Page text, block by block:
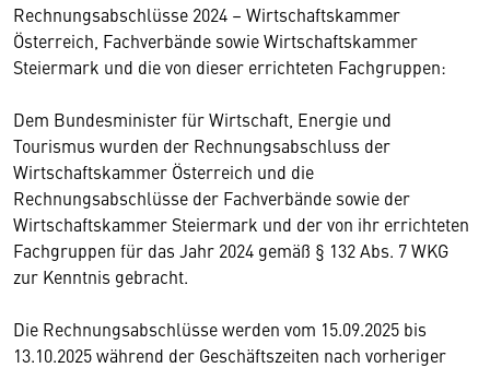
Rechnungsabschlüsse 2024 – Wirtschaftskammer
Österreich, Fachverbände sowie Wirtschaftskammer
Steiermark und die von dieser errichteten Fachgruppen:
Dem Bundesminister für Wirtschaft, Energie und
Tourismus wurden der Rechnungsabschluss der
Wirtschaftskammer Österreich und die
Rechnungsabschlüsse der Fachverbände sowie der
Wirtschaftskammer Steiermark und der von ihr errichteten
Fachgruppen für das Jahr 2024 gemäß § 132 Abs. 7 WKG
zur Kenntnis gebracht.
Die Rechnungsabschlüsse werden vom 15.09.2025 bis
13.10.2025 während der Geschäftszeiten nach vorheriger